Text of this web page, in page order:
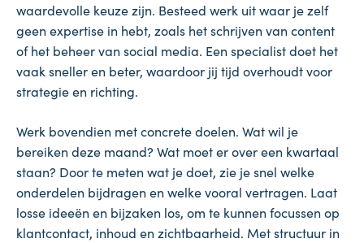
waardevolle keuze zijn. Besteed werk uit waar je zelf
geen expertise in hebt, zoals het schrijven van content
of het beheer van social media. Een specialist doet het
vaak sneller en beter, waardoor jij tijd overhoudt voor
strategie en richting.
Werk bovendien met concrete doelen. Wat wil je
bereiken deze maand? Wat moet er over een kwartaal
staan? Door te meten wat je doet, zie je snel welke
onderdelen bijdragen en welke vooral vertragen. Laat
losse ideeën en bijzaken los, om te kunnen focussen op
klantcontact, inhoud en zichtbaarheid. Met structuur in